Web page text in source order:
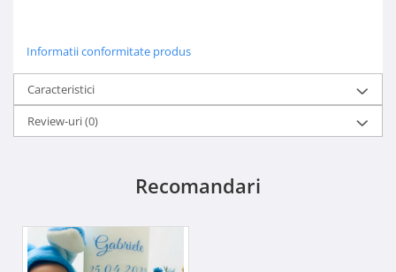
Informatii conformitate produs
Caracteristici
Review-uri(0)
Recomandari